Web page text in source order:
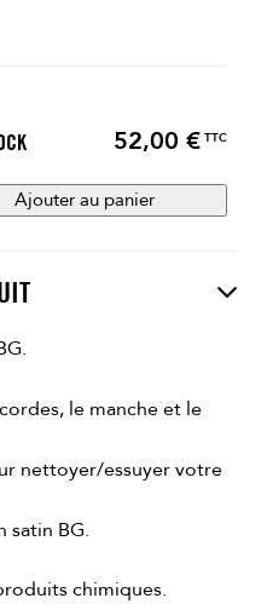
Prix
52,00 € TTC
Ajouter au panier
le manche et le
nettoyer/essuyer votre
satin BG.
chimiques.